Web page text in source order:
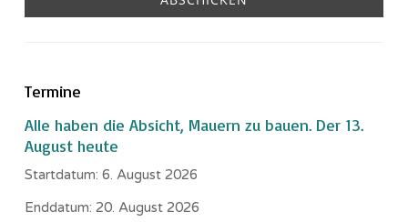
Termine
Alle haben die Absicht, Mauern zu bauen. Der 13.
August heute
Startdatum: 6. August 2026
Enddatum: 20. August 2026